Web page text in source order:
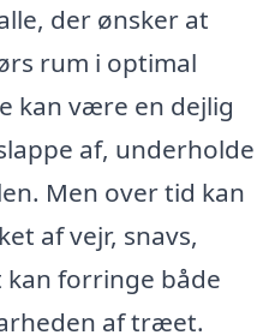
der ønsker at
rum i optimal
kan være en dejlig
af, underholde
Men over tid kan
af vejr, snavs,
kan forringe både
af træet.